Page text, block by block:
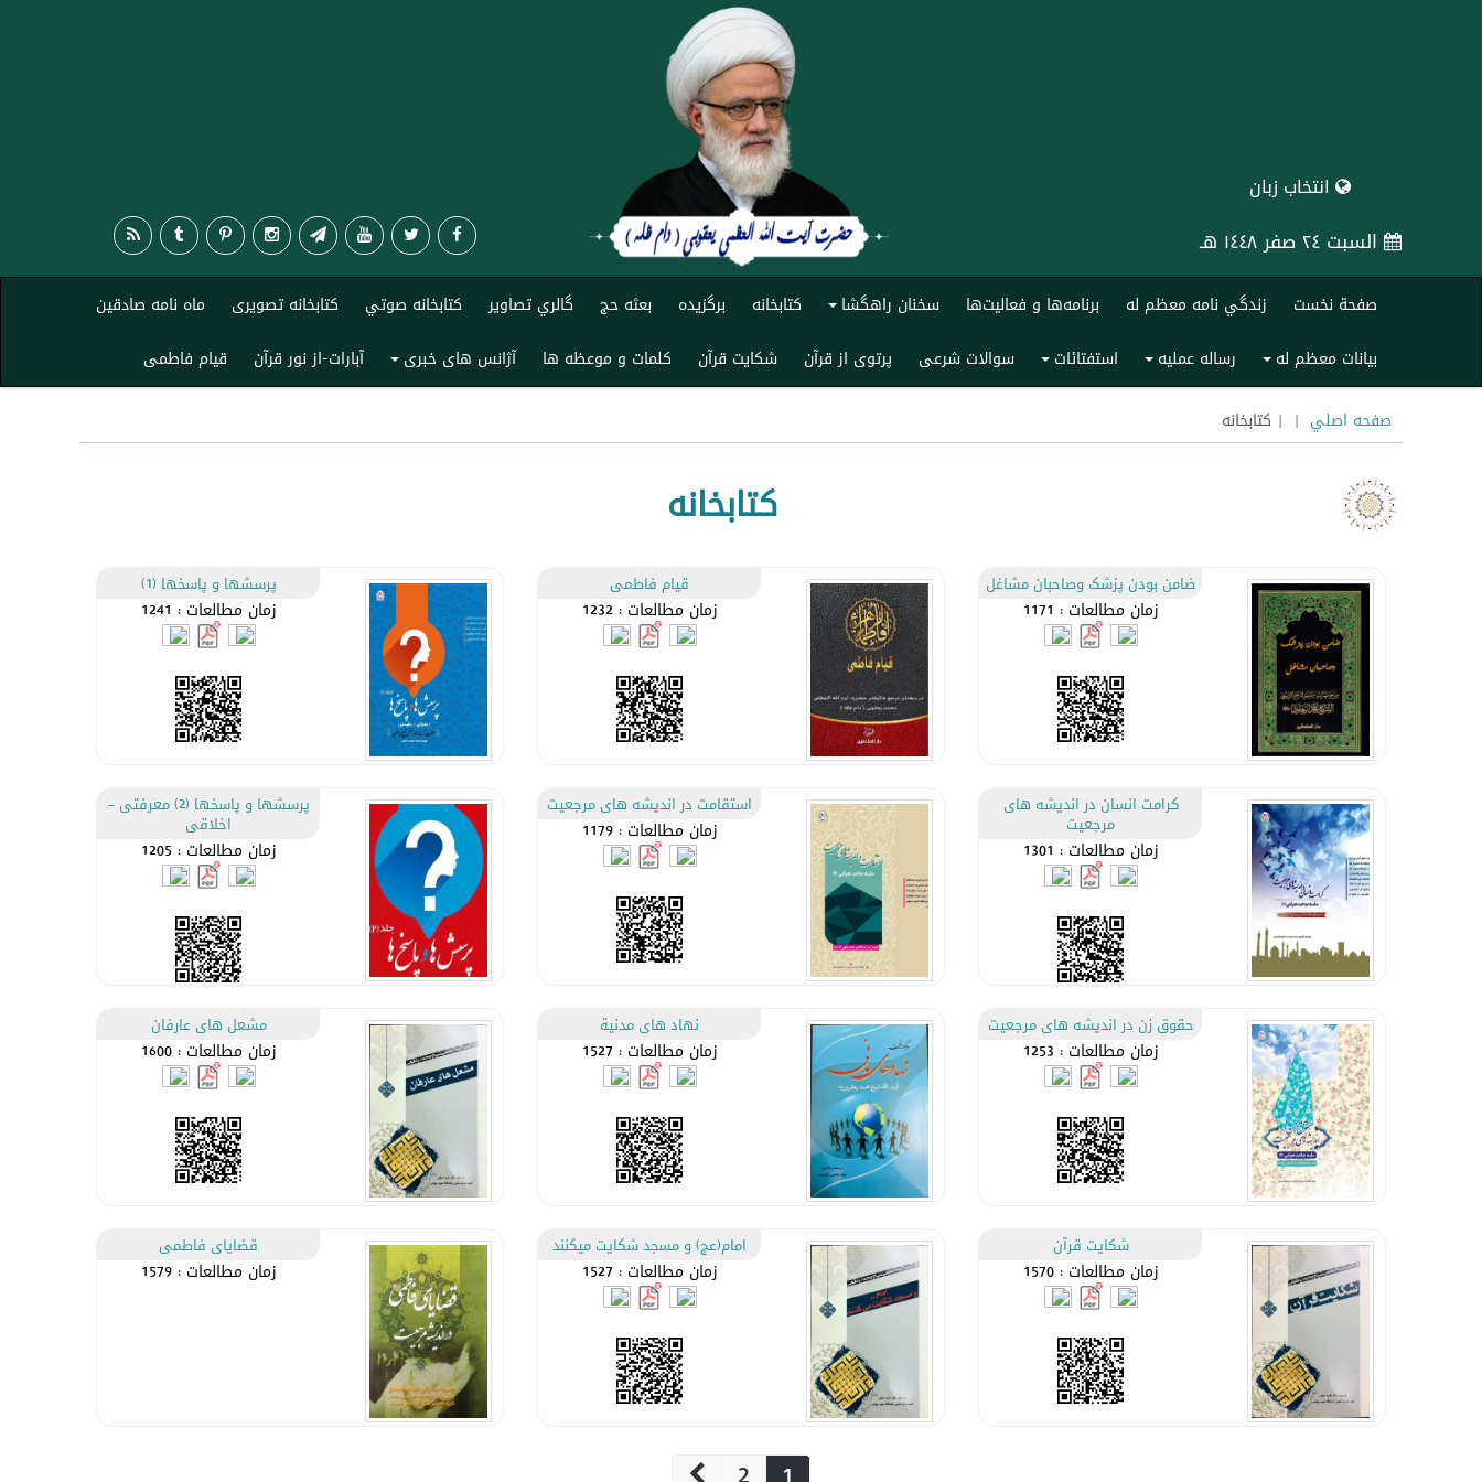
انتخاب زبان
السبت ٢٤ صفر ١٤٤٨ هـ
صفحة نخست زندگي ‌نامه معظم له برنامه‌ها و فعاليت‌ها سخنان راهگشا کتابخانه برگزیده بعثه حج گالري تصاوير کتابخانه صوتي کتابخانه تصویری ماه نامه صادقین
بیانات معظم له رساله عملیه استفتائات سوالات شرعی پرتوی از قرآن شکایت قرآن کلمات و موعظه ها آژانس های خبری آبارات-از نور قرآن قیام فاطمی
صفحه اصلي | | کتابخانه
کتابخانه
ضامن بودن پزشک وصاحبان مشاغل
زمان مطالعات : 1171
قیام فاطمی
زمان مطالعات : 1232
پرسشها و پاسخها (1)
زمان مطالعات : 1241
کرامت انسان در اندیشه های
مرجعیت
زمان مطالعات : 1301
استقامت در اندیشه های مرجعیت
زمان مطالعات : 1179
پرسشها و پاسخها (2) معرفتی –
اخلاقی
زمان مطالعات : 1205
حقوق زن در اندیشه های مرجعیت
زمان مطالعات : 1253
نهاد هاى مدنية
زمان مطالعات : 1527
مشعل هاى عارفان
زمان مطالعات : 1600
شكايت قرآن
زمان مطالعات : 1570
امام(عج) و مسجد شکایت میکنند
زمان مطالعات : 1527
قضاياى فاطمى
زمان مطالعات : 1579